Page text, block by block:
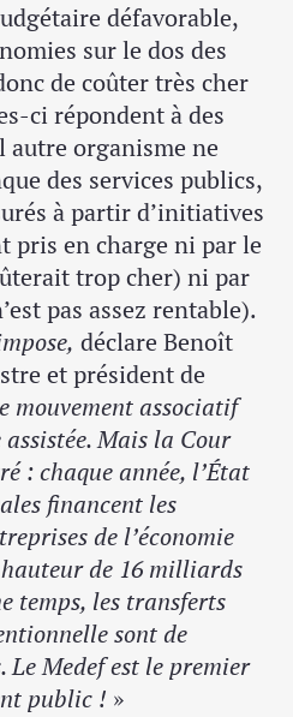
défavorable,
sur le dos des
de coûter très cher
ci répondent à des
autre organisme ne
des services publics,
à partir d’initiatives
pris en charge ni par le
trop cher) ni par
pas assez rentable).
déclare Benoît
et président de
mouvement associatif
Mais la Cour
: chaque année, l’État
financent les
de l’économie
de 16 milliards
temps, les transferts
sont de
Le Medef est le premier
public ! »